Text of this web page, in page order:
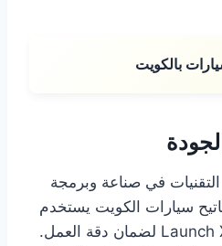
بالكويت
في صناعة وبرمجة
سيارات الكويت يستخدم
أجهزة مثل Launch X431 PAD III لضمان دقة العمل.